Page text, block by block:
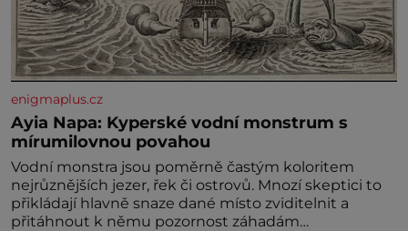
enigmaplus.cz
Ayia Napa: Kyperské vodní monstrum s
mírumilovnou povahou
Vodní monstra jsou poměrně častým koloritem
nejrůznějších jezer, řek či ostrovů. Mnozí skeptici to
přikládají hlavně snaze dané místo zviditelnit a
přitáhnout k němu pozornost záhadám